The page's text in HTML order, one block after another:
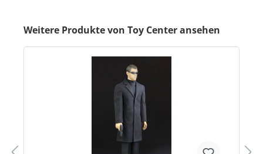
Weitere Produkte von Toy Center ansehen